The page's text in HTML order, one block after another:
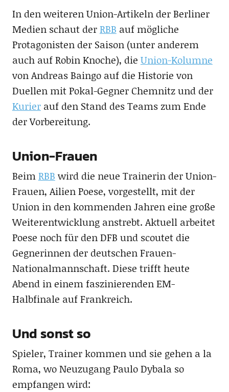
In den weiteren Union-Artikeln der Berliner
Medien schaut derRBB auf mögliche
Protagonisten der Saison (unter anderem
auch auf Robin Knoche), die Union-Kolumne
von Andreas Baingo auf die Historie von
Duellen mit Pokal-Gegner Chemnitz und der
Kurierauf den Stand des Teams zum Ende
der Vorbereitung.
Union-Frauen
BeimRBB wird die neue Trainerin der Union-
Frauen, Ailien Poese, vorgestellt, mit der
Union in den kommenden Jahren eine große
Weiterentwicklung anstrebt. Aktuell arbeitet
Poese noch für den DFB und scoutet die
Gegnerinnen der deutschen Frauen-
Nationalmannschaft. Diese trifft heute
Abend in einem faszinierenden EM-
Halbfinale auf Frankreich.
Und sonst so
Spieler, Trainer kommen und sie gehen a la
Roma, wo Neuzugang Paulo Dybala so
empfangen wird: